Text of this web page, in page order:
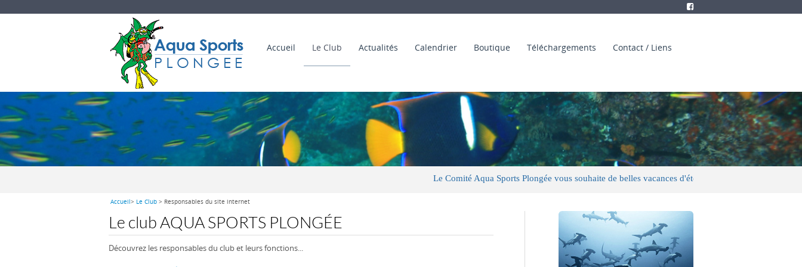
Accueil Le Club Actualités Calendrier Boutique Téléchargements Contact / Liens
Le Comité Aqua Sports Plongée vous souhaite de belles vacances d'été
Accueil> Le Club > Responsables du site internet
Le club AQUA SPORTS PLONGÉE
Découvrez les responsables du club et leurs fonctions...